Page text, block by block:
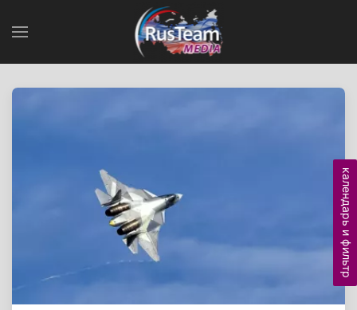
календарь и фильтр